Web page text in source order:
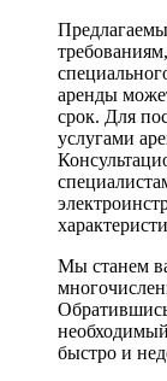
аренды
срок. Для
услугами
Мы станем
быстро и